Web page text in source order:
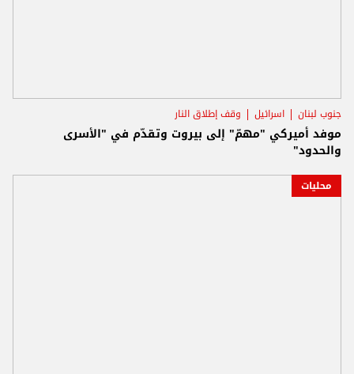
جنوب لبنان اسرائيل وقف إطلاق النار
موفد أميركي "مهمّ" إلى بيروت وتقدّم في "الأسرى
والحدود"
محليات